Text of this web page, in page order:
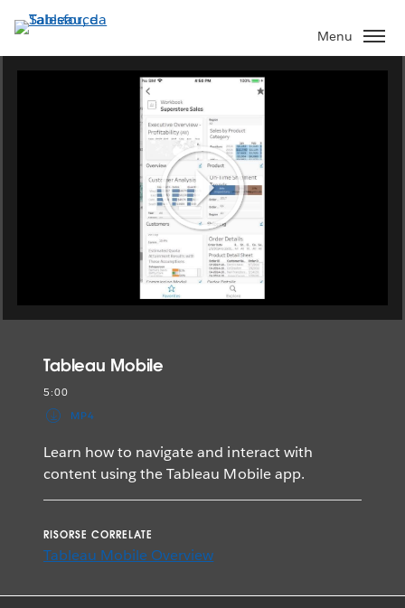
Passa
contenuto
principale
Menu
Play
Video
Tableau Mobile
5:00
MP4
Learn how to navigate and interact with
content using the Tableau Mobile app.
RISORSE CORRELATE
Tableau Mobile Overview